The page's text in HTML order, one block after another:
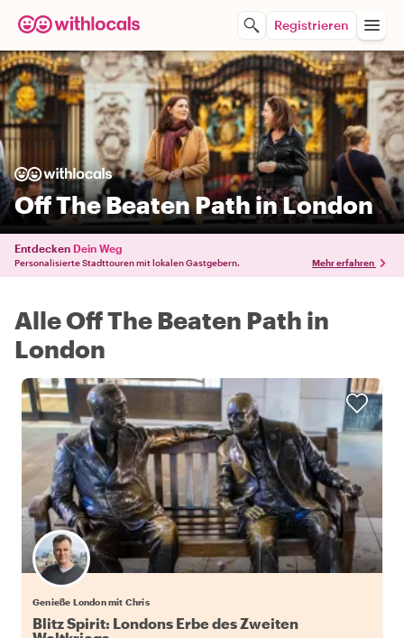
Registrieren
Off The Beaten Path in London
Entdecken Dein Weg
Personalisierte Stadttouren mit lokalen Gastgebern. Mehr erfahren
Alle Off The Beaten Path in
London
Genieße London mit Chris
Blitz Spirit: Londons Erbe des Zweiten